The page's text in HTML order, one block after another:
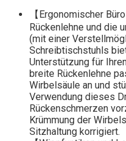
【Ergonomischer
Rückenlehne und die
(mit einer
Schreibtischstuhls
Unterstützung für
breite Rückenlehne
Wirbelsäule an und
Verwendung dieses
Rückenschmerzen
Krümmung der
Sitzhaltung korrigiert.